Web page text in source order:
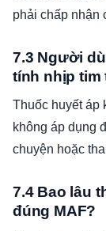
phải chấp nhận
7.3 Người
tính nhịp tim
Thuốc huyết áp
không áp dụng
chuyện hoặc
7.4 Bao lâu
đúng MAF?